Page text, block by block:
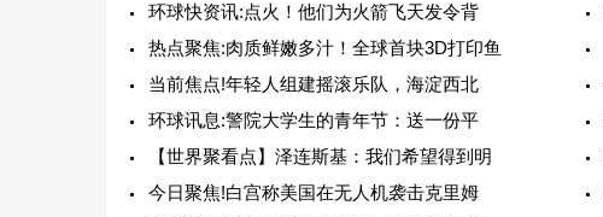
环球快资讯:点火！他们为火箭飞天发令背
热点聚焦:肉质鲜嫩多汁！全球首块3D打印鱼
当前焦点!年轻人组建摇滚乐队，海淀西北
环球讯息:警院大学生的青年节：送一份平
【世界聚看点】泽连斯基：我们希望得到明
今日聚焦!白宫称美国在无人机袭击克里姆